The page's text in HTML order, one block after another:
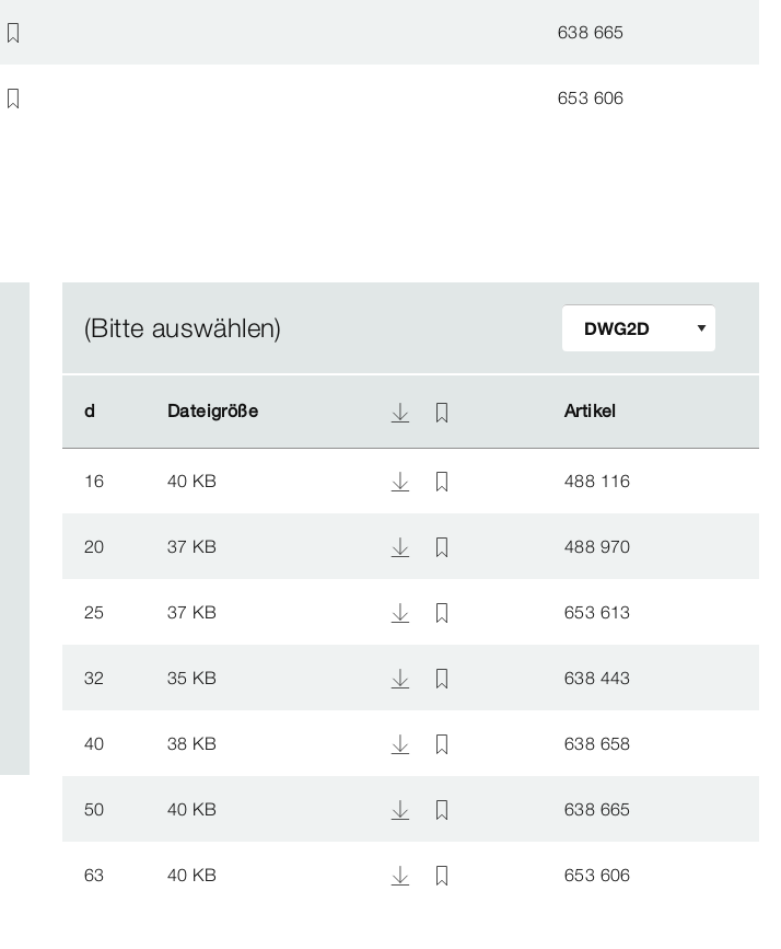
638 665
653 606
(Bitte auswählen)
d Dateigröße Artikel
d Dateigröße Artikel
16 40 KB 488 116
20 37 KB 488 970
25 37 KB 653 613
32 35 KB 638 443
40 38 KB 638 658
50 40 KB 638 665
63 40 KB 653 606